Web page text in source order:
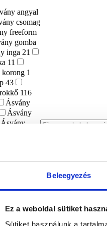
Beleegyezés
Ez a weboldal sütiket
Sütiket használunk a
angyal
csomag
freeform
gomba
inga 21
11
korong 1
43
116
Ásvány
Ásvány
Ásvány
87
Aura kvarc